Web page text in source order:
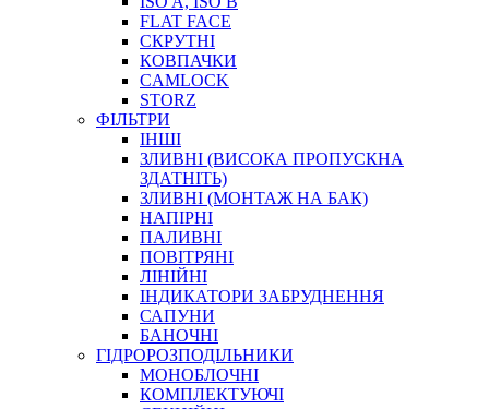
НАБОРИ ЗАПОБІЖНИКІВ, КЛЕМ, АКСЕСУАРІВ
НАСОСИ, КОМПРЕСОРИ, МАНОМЕТРИ
ПАСТА, АНТИСЕПТИК
ІНСТРУМЕНТ
САДОВИЙ ІНВЕНТАР
ЕЛЕКТРИЧНІ ПРИЛАДИ
ПАЛЬНИКИ, ПАЯЛЬНИКИ, ПАЯЛЬНІ ЛАМПИ
ІНСТРУМЕНТИ ДЛЯ ЕЛЕКТРИКА
ЕЛЕКТРОІНСТРУМЕНТИ
ЗАМКИ І КОМПЛЕКТУЮЧІ
ІНСТРУМЕНТИ ДЛЯ ЗВАРЮВАННЯ, АКСЕСУАРИ
FLAT FACE
СКРУТНІ
КОВПАЧКИ
CAMLOCK
STORZ
ФІЛЬТРИ
ІНШІ
ЗЛИВНІ (ВИСОКА ПРОПУСКНА
ЗДАТНІТЬ)
ЗЛИВНІ (МОНТАЖ НА БАК)
НАПІРНІ
ПАЛИВНІ
ПОВІТРЯНІ
ЛІНІЙНІ
ІНДИКАТОРИ ЗАБРУДНЕННЯ
САПУНИ
БАНОЧНІ
ГІДРОРОЗПОДІЛЬНИКИ
МОНОБЛОЧНІ
КОМПЛЕКТУЮЧІ